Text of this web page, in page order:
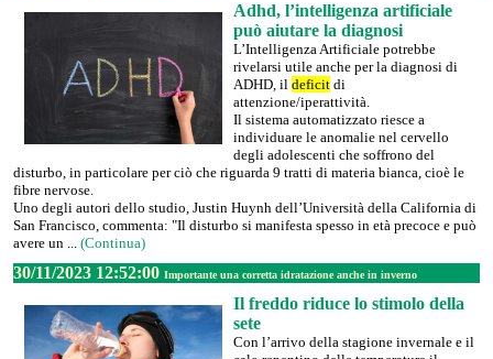
Adhd, l’intelligenza artificiale
può aiutare la diagnosi
L’Intelligenza Artificiale potrebbe
rivelarsi utile anche per la diagnosi di
ADHD, il deficit di
attenzione/iperattività.
Il sistema automatizzato riesce a
individuare le anomalie nel cervello
degli adolescenti che soffrono del
disturbo, in particolare per ciò che riguarda 9 tratti di materia bianca, cioè le
fibre nervose.
Uno degli autori dello studio, Justin Huynh dell’Università della California di
San Francisco, commenta: "Il disturbo si manifesta spesso in età precoce e può
avere un ... (Continua)
30/11/2023 12:52:00 Importante una corretta idratazione anche in inverno
Il freddo riduce lo stimolo della
sete
Con l’arrivo della stagione invernale e il